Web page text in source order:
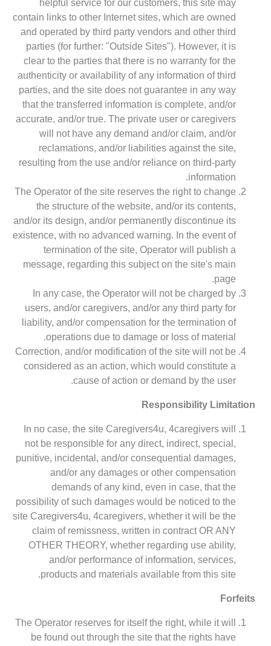
helpful service for our customers, this site may
contain links to other Internet sites, which are owned
and operated by third party vendors and other third
parties (for further: "Outside Sites"). However, it is
clear to the parties that there is no warranty for the
authenticity or availability of any information of third
parties, and the site does not guarantee in any way
that the transferred information is complete, and/or
accurate, and/or true. The private user or caregivers
will not have any demand and/or claim, and/or
reclamations, and/or liabilities against the site,
resulting from the use and/or reliance on third-party
information.
The Operator of the site reserves the right to change
the structure of the website, and/or its contents,
and/or its design, and/or permanently discontinue its
existence, with no advanced warning. In the event of
termination of the site, Operator will publish a
message, regarding this subject on the site's main
page.
In any case, the Operator will not be charged by
users, and/or caregivers, and/or any third party for
liability, and/or compensation for the termination of
operations due to damage or loss of material.
Correction, and/or modification of the site will not be
considered as an action, which would constitute a
cause of action or demand by the user.
Responsibility Limitation
In no case, the site Caregivers4u, 4caregivers will
not be responsible for any direct, indirect, special,
punitive, incidental, and/or consequential damages,
and/or any damages or other compensation
demands of any kind, even in case, that the
possibility of such damages would be noticed to the
site Caregivers4u, 4caregivers, whether it will be the
claim of remissness, written in contract OR ANY
OTHER THEORY, whether regarding use ability,
and/or performance of information, services,
products and materials available from this site.
Forfeits
The Operator reserves for itself the right, while it will
be found out through the site that the rights have